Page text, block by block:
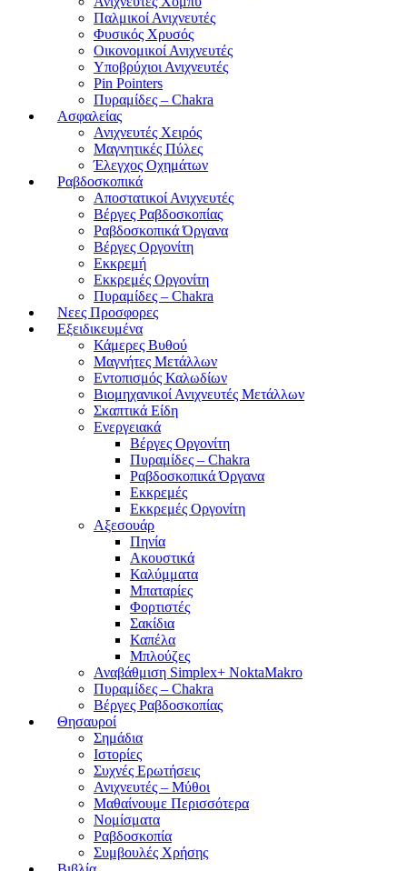
Παλμικοί Ανιχνευτές
Φυσικός Χρυσός
Οικονομικοί Ανιχνευτές
Υποβρύχιοι Ανιχνευτές
Pin Pointers
Πυραμίδες – Chakra
Ασφαλείας
Ανιχνευτές Χειρός
Μαγνητικές Πύλες
Έλεγχος Οχημάτων
Ραβδοσκοπικά
Αποστατικοί Ανιχνευτές
Βέργες Ραβδοσκοπίας
Ραβδοσκοπικά Όργανα
Βέργες Οργονίτη
Εκκρεμή
Εκκρεμές Οργονίτη
Πυραμίδες – Chakra
Νεες Προσφορες
Εξειδικευμένα
Κάμερες Βυθού
Μαγνήτες Μετάλλων
Εντοπισμός Καλωδίων
Βιομηχανικοί Ανιχνευτές Μετάλλων
Σκαπτικά Είδη
Ενεργειακά
Βέργες Οργονίτη
Πυραμίδες – Chakra
Ραβδοσκοπικά Όργανα
Εκκρεμές
Εκκρεμές Οργονίτη
Αξεσουάρ
Πηνία
Ακουστικά
Καλύμματα
Μπαταρίες
Φορτιστές
Σακίδια
Καπέλα
Μπλούζες
Αναβάθμιση Simplex+ NoktaMakro
Πυραμίδες – Chakra
Βέργες Ραβδοσκοπίας
Θησαυροί
Σημάδια
Ιστορίες
Συχνές Ερωτήσεις
Ανιχνευτές – Μύθοι
Μαθαίνουμε Περισσότερα
Νομίσματα
Ραβδοσκοπία
Συμβουλές Χρήσης